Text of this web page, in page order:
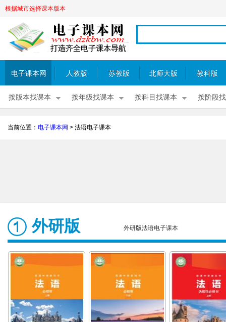
根据城市选择课本版本
电子课本网 人教版 苏教版 北师大版 教科版
按版本找课本 按年级找课本 按科目找课本 按阶段
当前位置： 电子课本网 > 法语电子课本
外研版 外研版法语电子课本